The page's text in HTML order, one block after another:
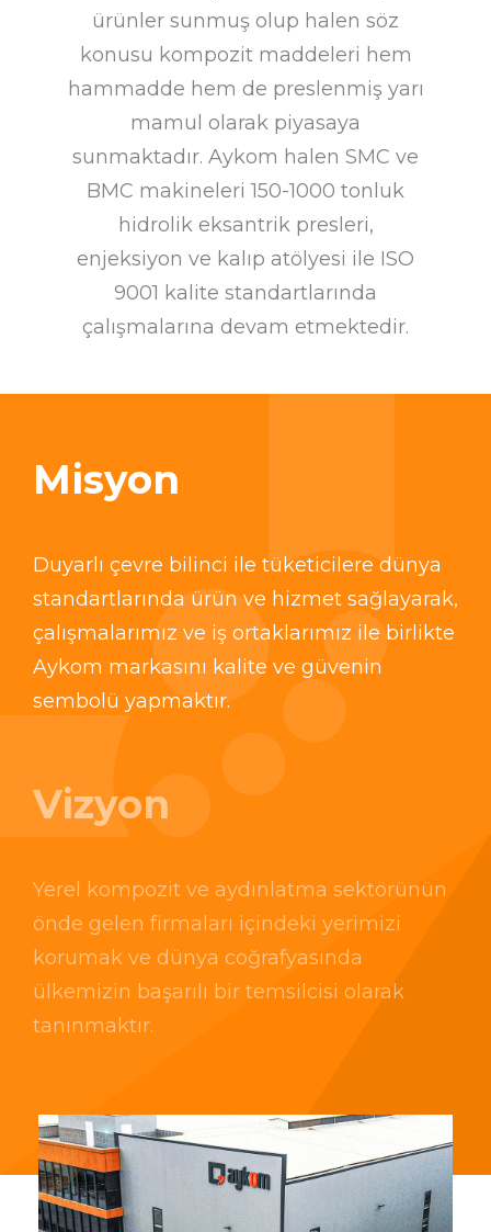
ürünler sunmuş olup halen söz
konusu kompozit maddeleri hem
hammadde hem de preslenmiş yarı
mamul olarak piyasaya
sunmaktadır. Aykom halen SMC ve
BMC makineleri 150-1000 tonluk
hidrolik eksantrik presleri,
enjeksiyon ve kalıp atölyesi ile ISO
9001 kalite standartlarında
çalışmalarına devam etmektedir.
Misyon
Duyarlı çevre bilinci ile tüketicilere dünya
standartlarında ürün ve hizmet sağlayarak,
çalışmalarımız ve iş ortaklarımız ile birlikte
Aykom markasını kalite ve güvenin
sembolü yapmaktır.
Vizyon
Yerel kompozit ve aydınlatma sektörünün
önde gelen firmaları içindeki yerimizi
korumak ve dünya coğrafyasında
ülkemizin başarılı bir temsilcisi olarak
tanınmaktır.